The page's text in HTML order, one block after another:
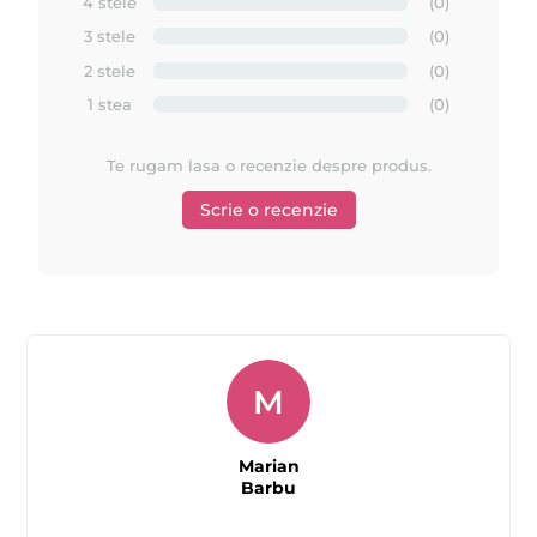
MAYSTAR COSMETICA este un lider in sectorul de beauty
MAYSTAR
este unul dintre cei mai importanti producatori
importante principale: Starpil siDepilflax, ambele lidere in
industria cosmeticelor profesionale pentru epilat.
Lucrati cu cei mai buni ! Urmariti acum toate tutorialele
si video-urile disponibile la noi pe site despre MAYSTAR
si Depilflax !
3 stele
(0)
2 stele
(0)
1 stea
(0)
Te rugam lasa o recenzie despre produs.
Scrie o recenzie
M
Marian
Barbu